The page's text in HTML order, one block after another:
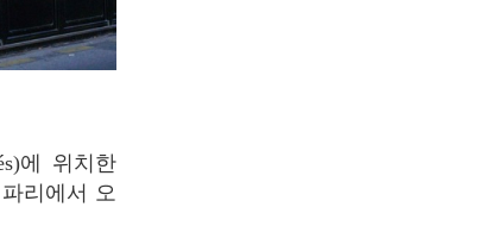
리에서 오